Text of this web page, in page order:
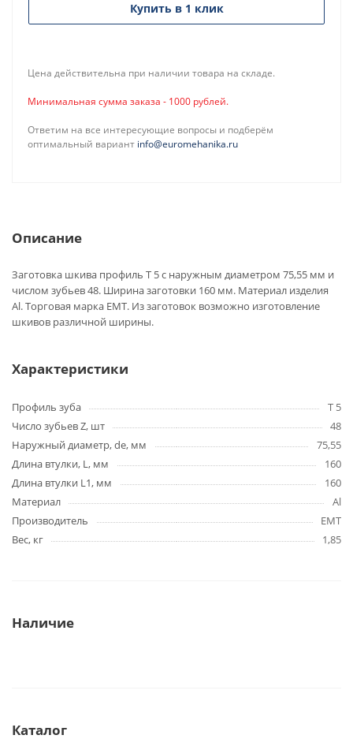
Купить в 1 клик
Цена действительна при наличии товара на складе.
Минимальная сумма заказа - 1000 рублей.
Ответим на все интересующие вопросы и подберём
оптимальный вариант info@euromehanika.ru
Описание
Заготовка шкива профиль T 5 с наружным диаметром 75,55 мм и
числом зубьев 48. Ширина заготовки 160 мм. Материал изделия
Al. Торговая марка EMT. Из заготовок возможно изготовление
шкивов различной ширины.
Характеристики
Профиль зуба
T 5
Число зубьев Z, шт
48
Наружный диаметр, de, мм
75,55
Длина втулки, L, мм
160
Длина втулки L1, мм
160
Материал
Al
Производитель
EMT
Вес, кг
1,85
Наличие
Каталог